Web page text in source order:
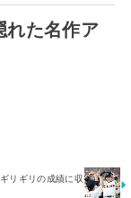
れた名作ア
リギリの成績に収